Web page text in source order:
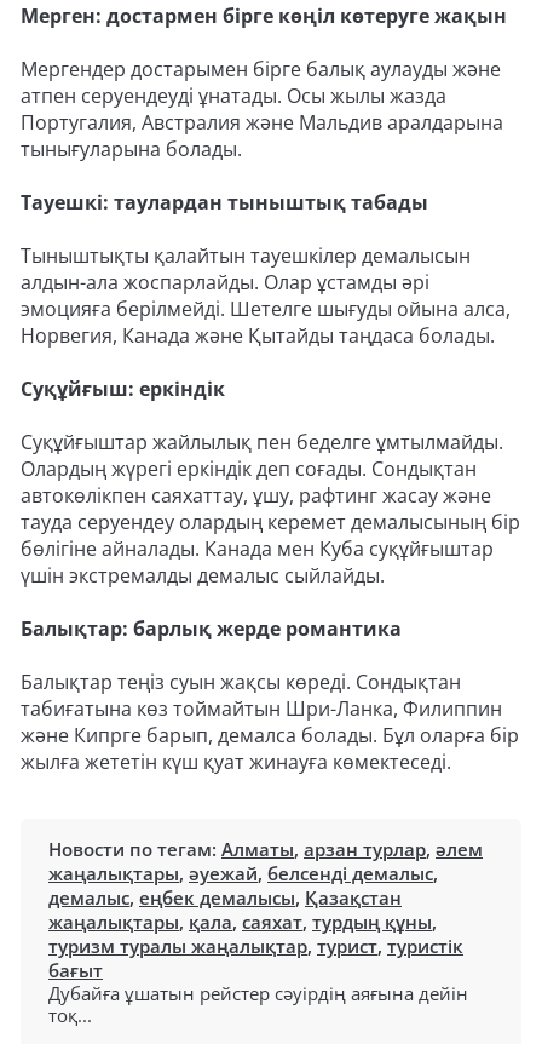
Мерген: достармен бірге көңіл көтеруге жақын
Мергендер достарымен бірге балық аулауды және
атпен серуендеуді ұнатады. Осы жылы жазда
Португалия, Австралия және Мальдив аралдарына
тынығуларына болады.
Тауешкі: таулардан тыныштық табады
Тыныштықты қалайтын тауешкілер демалысын
алдын-ала жоспарлайды. Олар ұстамды әрі
эмоцияға берілмейді. Шетелге шығуды ойына алса,
Норвегия, Канада және Қытайды таңдаса болады.
Суқұйғыш: еркіндік
Суқұйғыштар жайлылық пен беделге ұмтылмайды.
Олардың жүрегі еркіндік деп соғады. Сондықтан
автокөлікпен саяхаттау, ұшу, рафтинг жасау және
тауда серуендеу олардың керемет демалысының бір
бөлігіне айналады. Канада мен Куба суқұйғыштар
үшін экстремалды демалыс сыйлайды.
Балықтар: барлық жерде романтика
Балықтар теңіз суын жақсы көреді. Сондықтан
табиғатына көз тоймайтын Шри-Ланка, Филиппин
және Кипрге барып, демалса болады. Бұл оларға бір
жылға жететін күш қуат жинауға көмектеседі.
Новости по тегам: Алматы, арзан турлар, әлем
жаңалықтары, әуежай, белсенді демалыс,
демалыс, еңбек демалысы, Қазақстан
жаңалықтары, қала, саяхат, турдың құны,
туризм туралы жаңалықтар, турист, туристік
бағыт
Дубайға ұшатын рейстер сәуірдің аяғына дейін
тоқ...